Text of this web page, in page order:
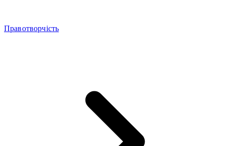
Правотворчість